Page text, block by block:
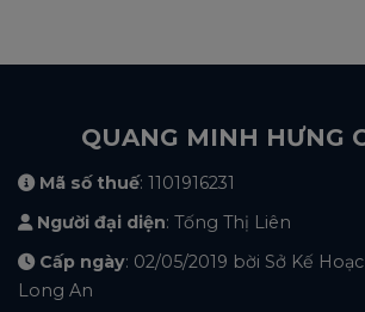
QUANG MINH HƯNG
Mã số thuế: 1101916231
Người đại diện: Tống Thị Liên
Cấp ngày: 02/05/2019 bời Sở Kế
Long An